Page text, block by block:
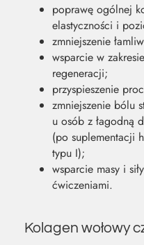
poprawę ogólnej
elastyczności i
zmniejszenie
wsparcie w
regeneracji;
przyspieszenie
zmniejszenie bólu
u osób z łagodną
(po suplementacji
typu I);
wsparcie masy i
ćwiczeniami.
Kolagen wołowy